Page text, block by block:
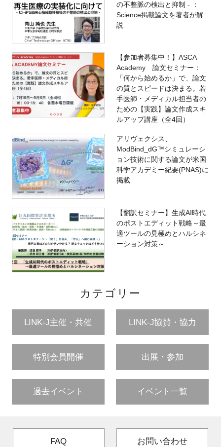
の不整脈の検出と抑制 - ：
Science掲載論文を著者が解
説
【参加者募集中！】ASCA
Academy 論文セミナー：
「何から始めるか」で、論文
の質とスピードは決まる。若
手医師・メディカル担当者の
ための【実践】論文作成スキ
ルアップ講座（全4回）
アリヴェクシス、
ModBind_dG™シミュレーシ
ョン技術に関する論文が米国
科学アカデミー紀要(PNAS)に
掲載
【翻訳セミナー】生成AI時代
のポストエディット戦略～最
適ツールの見極めとハルシネ
ーション対策～
カテゴリー
LINK-J主催・共催 LINK-J協賛・協力
特別会員開催 出展・参加
過去イベント イベント一覧
FAQ お問い合わせ